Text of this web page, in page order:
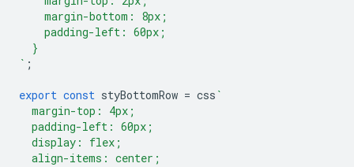
    margin-bottom: 8px;
    padding-left: 60px;
  }
` ;
export const styBottomRow = css `
  margin-top: 4px;
  padding-left: 60px;
  display: flex;
  align-items: center;